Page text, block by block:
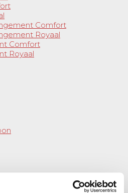
Comfort
Royaal
Comfort
Royaal